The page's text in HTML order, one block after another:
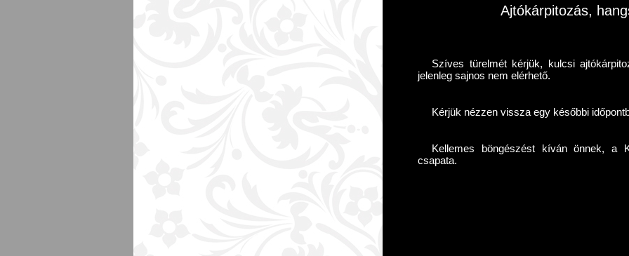
Ajtókárpitozás,
Szíves türelmét kérjük, kulcsi
jelenleg sajnos nem elérhető.
Kérjük nézzen vissza egy későbbi
Kellemes böngészést kíván önnek, a
csapata.